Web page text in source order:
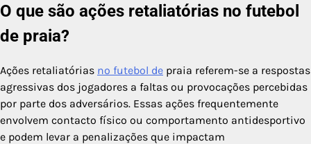
O que são ações retaliatórias no futebol
de praia?
Ações retaliatórias no futebol de praia referem-se a respostas
agressivas dos jogadores a faltas ou provocações percebidas
por parte dos adversários. Essas ações frequentemente
envolvem contacto físico ou comportamento antidesportivo
e podem levar a penalizações que impactam